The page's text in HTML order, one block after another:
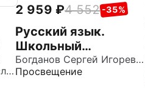
Дьячкова Лариса Вячеславовна
2 959 4 552 -35%
Русский язык.
Школьный
лингвистический
словарь. Термины.
Богданов Сергей Игоревич
Просвещение